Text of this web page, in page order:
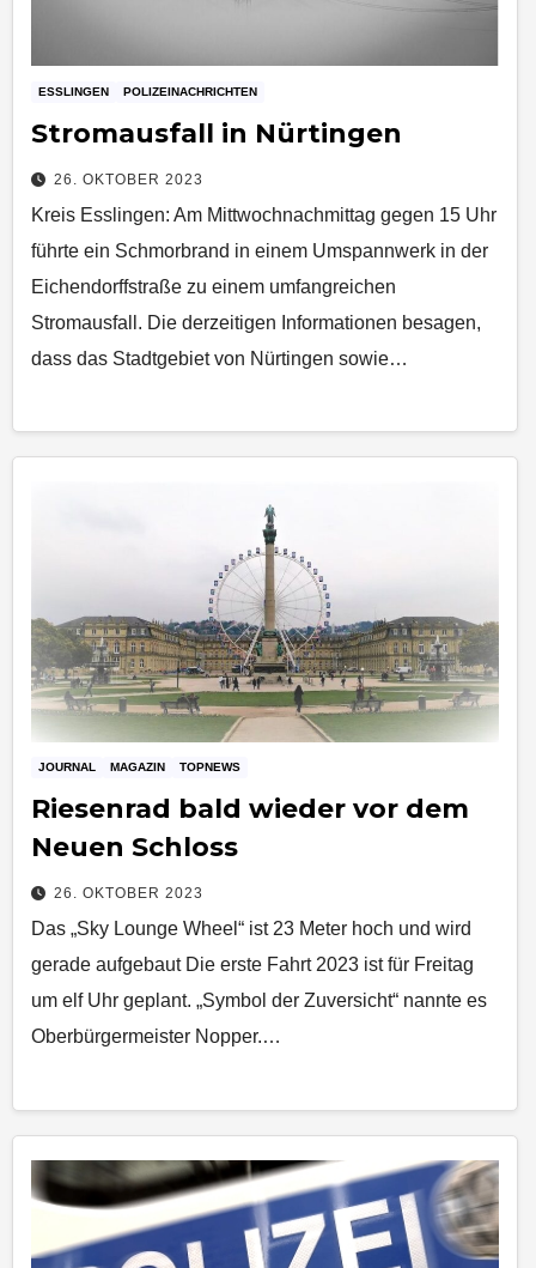
ESSLINGEN POLIZEINACHRICHTEN
Stromausfall in Nürtingen
26. OKTOBER 2023
Kreis Esslingen: Am Mittwochnachmittag gegen 15 Uhr
führte ein Schmorbrand in einem Umspannwerk in der
Eichendorffstraße zu einem umfangreichen
Stromausfall. Die derzeitigen Informationen besagen,
dass das Stadtgebiet von Nürtingen sowie…
JOURNAL MAGAZIN TOPNEWS
Riesenrad bald wieder vor dem
Neuen Schloss
26. OKTOBER 2023
Das „Sky Lounge Wheel“ ist 23 Meter hoch und wird
gerade aufgebaut Die erste Fahrt 2023 ist für Freitag
um elf Uhr geplant. „Symbol der Zuversicht“ nannte es
Oberbürgermeister Nopper.…